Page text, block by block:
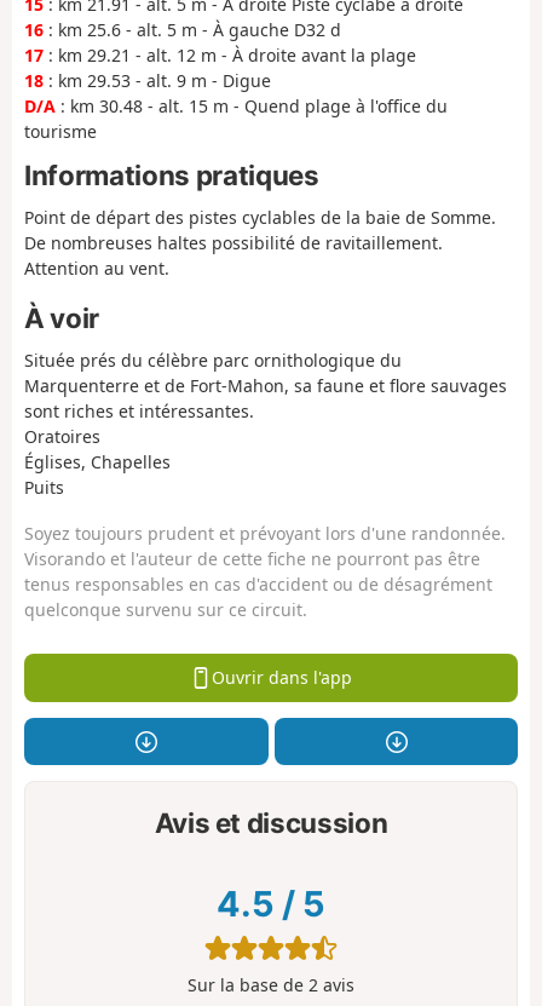
16 : km 25.6 - alt. 5 m - À gauche D32 d
17 : km 29.21 - alt. 12 m - À droite avant la plage
18 : km 29.53 - alt. 9 m - Digue
D/A : km 30.48 - alt. 15 m - Quend plage à l'office du
tourisme
Informations pratiques
Point de départ des pistes cyclables de la baie de Somme.
De nombreuses haltes possibilité de ravitaillement.
Attention au vent.
À voir
Située prés du célèbre parc ornithologique du
Marquenterre et de Fort-Mahon, sa faune et flore sauvages
sont riches et intéressantes.
Oratoires
Églises, Chapelles
Puits
Soyez toujours prudent et prévoyant lors d'une randonnée.
Visorando et l'auteur de cette fiche ne pourront pas être
tenus responsables en cas d'accident ou de désagrément
quelconque survenu sur ce circuit.
Ouvrir dans l'app
Avis et discussion
4.5 / 5
Sur la base de 2 avis